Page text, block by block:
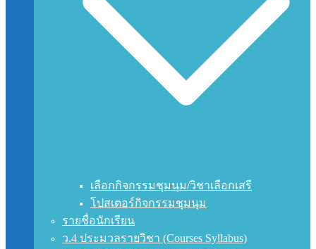
เลือกกิจกรรมชุมนุม/วิชาเลือกเสรี
โปสเตอร์กิจกรรมชุมนุม
รายชื่อนักเรียน
ว.4 ประมวลรายวิชา (Courses Syllabus)